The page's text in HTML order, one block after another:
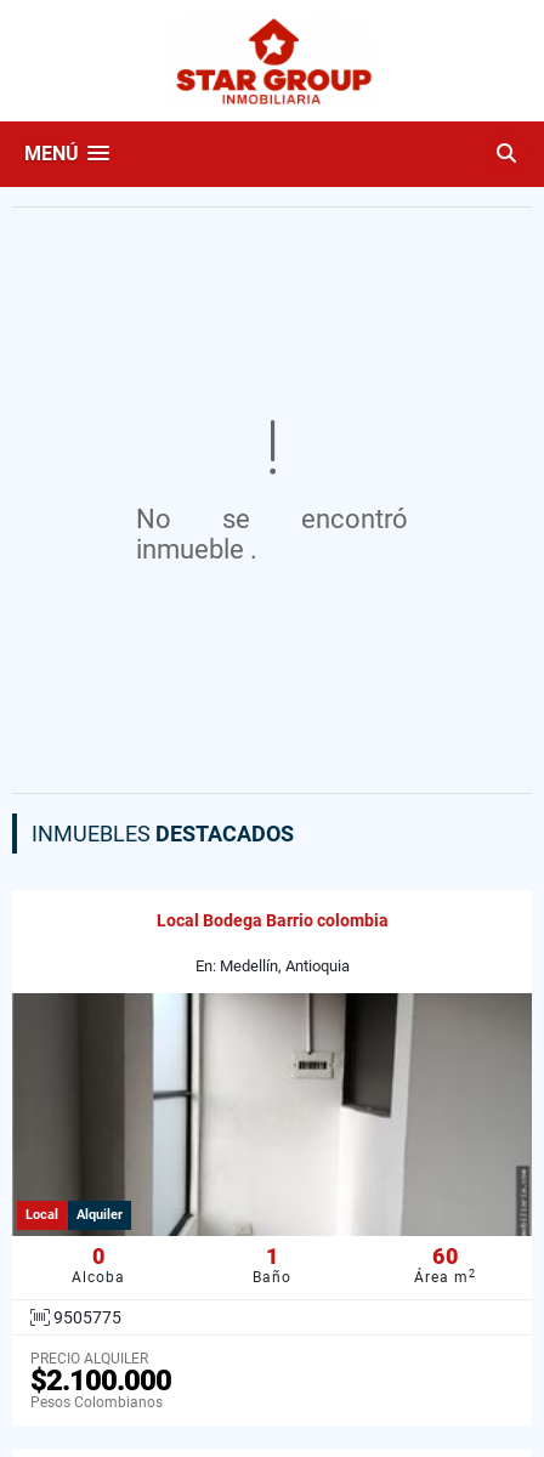
MENÚ
No se encontró
inmueble .
INMUEBLES DESTACADOS
Local Bodega Barrio colombia
En: Medellín, Antioquia
Local Alquiler
0
Alcoba
1
Baño
60
Área m2
9505775
PRECIO ALQUILER
$2.100.000
Pesos Colombianos